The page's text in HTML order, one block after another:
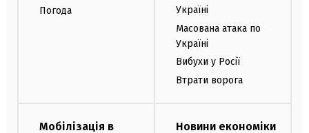
Погода
Україні
Масована атака по
Україні
Вибухи у Росії
Втрати ворога
Мобілізація в
Новини економіки